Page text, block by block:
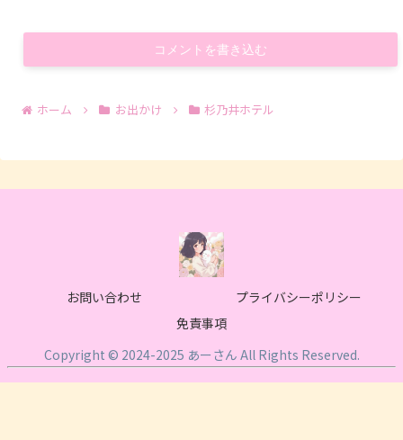
コメントを書き込む
ホーム お出かけ 杉乃井ホテル
お問い合わせ
プライバシーポリシー
免責事項
Copyright © 2024-2025 あーさん All Rights Reserved.